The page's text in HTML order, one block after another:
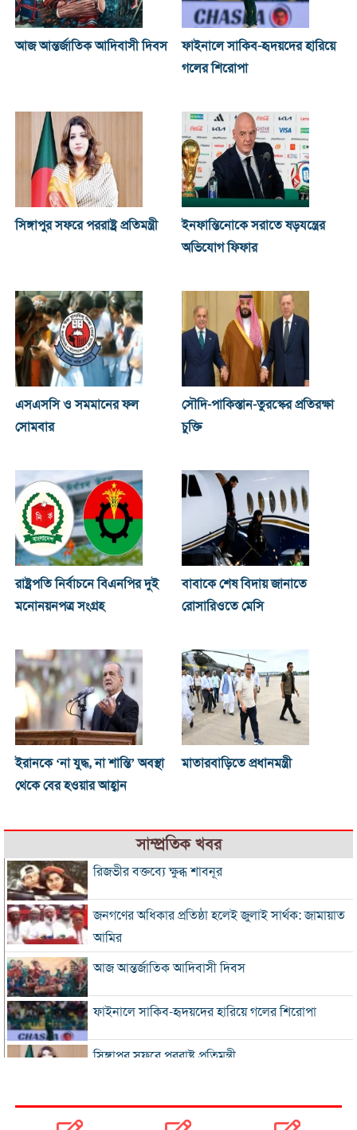
আজ আন্তর্জাতিক আদিবাসী দিবস
ফাইনালে সাকিব-হৃদয়দের হারিয়ে
গলের শিরোপা
সিঙ্গাপুর সফরে পররাষ্ট্র প্রতিমন্ত্রী
ইনফান্তিনোকে সরাতে ষড়যন্ত্রের
অভিযোগ ফিফার
এসএসসি ও সমমানের ফল
সোমবার
সৌদি-পাকিস্তান-তুরস্কের প্রতিরক্ষা
চুক্তি
রাষ্ট্রপতি নির্বাচনে বিএনপির দুই
মনোনয়নপত্র সংগ্রহ
বাবাকে শেষ বিদায় জানাতে
রোসারিওতে মেসি
ইরানকে ‘না যুদ্ধ, না শান্তি’ অবস্থা
থেকে বের হওয়ার আহ্বান
মাতারবাড়িতে প্রধানমন্ত্রী
সাম্প্রতিক খবর
রিজভীর বক্তব্যে ক্ষুব্ধ শাবনূর
জনগণের অধিকার প্রতিষ্ঠা হলেই জুলাই সার্থক: জামায়াত
আমির
আজ আন্তর্জাতিক আদিবাসী দিবস
ফাইনালে সাকিব-হৃদয়দের হারিয়ে গলের শিরোপা
সিঙ্গাপুর সফরে পররাষ্ট্র প্রতিমন্ত্রী